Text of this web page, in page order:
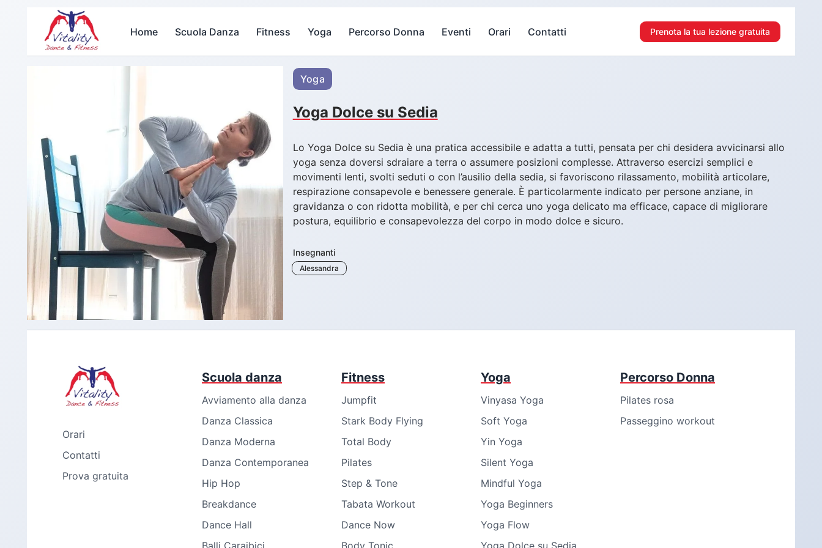
Home Scuola Danza Fitness Yoga Percorso Donna Eventi Orari Contatti Prenota la tua lezione gratuita
Yoga
Yoga Dolce su Sedia
Lo Yoga Dolce su Sedia è una pratica accessibile e adatta a tutti, pensata per chi desidera avvicinarsi allo
yoga senza doversi sdraiare a terra o assumere posizioni complesse. Attraverso esercizi semplici e
movimenti lenti, svolti seduti o con l’ausilio della sedia, si favoriscono rilassamento, mobilità articolare,
respirazione consapevole e benessere generale. È particolarmente indicato per persone anziane, in
gravidanza o con ridotta mobilità, e per chi cerca uno yoga delicato ma efficace, capace di migliorare
postura, equilibrio e consapevolezza del corpo in modo dolce e sicuro.
Insegnanti
Alessandra
Orari
Contatti
Prova gratuita
Scuola danza
Avviamento alla danza
Danza Classica
Danza Moderna
Danza Contemporanea
Hip Hop
Breakdance
Dance Hall
Fitness
Jumpfit
Stark Body Flying
Total Body
Pilates
Step & Tone
Tabata Workout
Dance Now
Yoga
Vinyasa Yoga
Soft Yoga
Yin Yoga
Silent Yoga
Mindful Yoga
Yoga Beginners
Yoga Flow
Percorso Donna
Pilates rosa
Passeggino workout